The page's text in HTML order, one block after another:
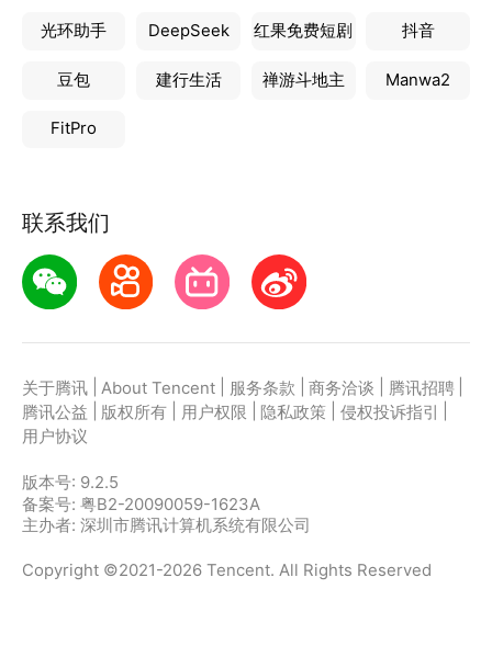
光环助手 DeepSeek 红果免费短剧 抖音
豆包 建行生活 禅游斗地主 Manwa2
FitPro
联系我们
关于腾讯 About Tencent 服务条款 商务洽谈 腾讯招聘
腾讯公益
版权所有 用户权限 隐私政策 侵权投诉指引
用户协议
版本号: 9.2.5
备案号: 粤B2-20090059-1623A
主办者: 深圳市腾讯计算机系统有限公司
Copyright ©2021-2026 Tencent. All Rights Reserved